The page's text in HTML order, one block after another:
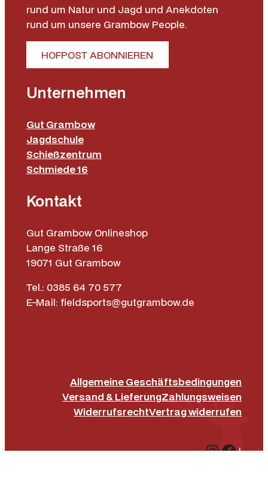
rund um Natur und Jagd und Anekdoten
rund um unsere Grambow People.
HOFPOST ABONNIEREN
Unternehmen
Gut Grambow
Jagdschule
Schießzentrum
Schmiede 16
Kontakt
Gut Grambow Onlineshop
Lange Straße 16
19071 Gut Grambow
Tel.: 0385 64 70 577
E-Mail: fieldsports@gutgrambow.de
Allgemeine Geschäftsbedingungen
Versand & LieferungZahlungsweisen
WiderrufsrechtVertrag widerrufen
|